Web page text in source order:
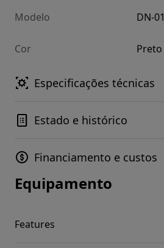
Modelo DN-01
Cor Preto
Especificações técnicas
Estado e histórico
Financiamento e custos
Equipamento
Features